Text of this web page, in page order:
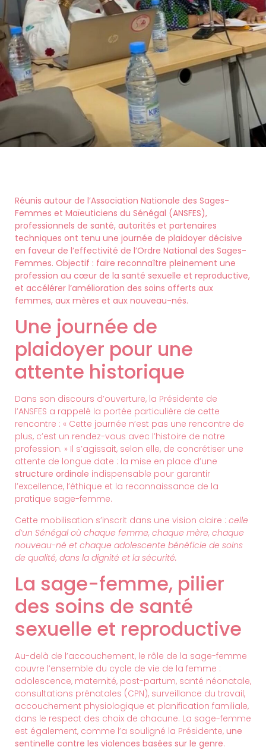
Réunis autour de l’Association Nationale des Sages-
Femmes et Maïeuticiens du Sénégal (ANSFES),
professionnels de santé, autorités et partenaires
techniques ont tenu une journée de plaidoyer décisive
en faveur de l’effectivité de l’Ordre National des Sages-
Femmes. Objectif : faire reconnaître pleinement une
profession au cœur de la santé sexuelle et reproductive,
et accélérer l’amélioration des soins offerts aux
femmes, aux mères et aux nouveau-nés.
Une journée de
plaidoyer pour une
attente historique
Dans son discours d’ouverture, la Présidente de
l’ANSFES a rappelé la portée particulière de cette
rencontre : « Cette journée n’est pas une rencontre de
plus, c’est un rendez-vous avec l’histoire de notre
profession. » Il s’agissait, selon elle, de concrétiser une
attente de longue date : la mise en place d’une
structure ordinale indispensable pour garantir
l’excellence, l’éthique et la reconnaissance de la
pratique sage-femme.
Cette mobilisation s’inscrit dans une vision claire : celle
d’un Sénégal où chaque femme, chaque mère, chaque
nouveau-né et chaque adolescente bénéficie de soins
de qualité, dans la dignité et la sécurité.
La sage-femme, pilier
des soins de santé
sexuelle et reproductive
Au-delà de l’accouchement, le rôle de la sage-femme
couvre l’ensemble du cycle de vie de la femme :
adolescence, maternité, post-partum, santé néonatale,
consultations prénatales (CPN), surveillance du travail,
accouchement physiologique et planification familiale,
dans le respect des choix de chacune. La sage-femme
est également, comme l’a souligné la Présidente, une
sentinelle contre les violences basées sur le genre.